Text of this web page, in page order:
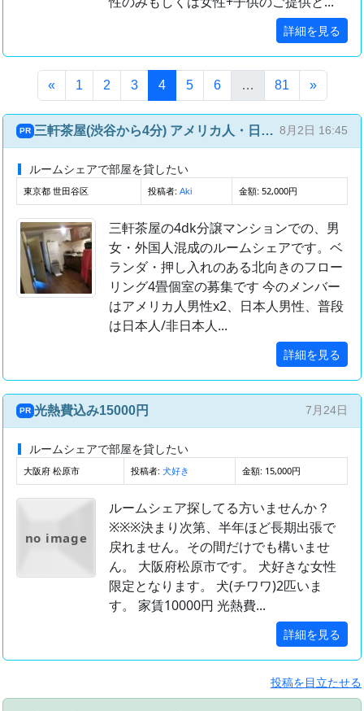
詳細を見る
« 1 2 3 4(このページ)
5 6 … 81 »
PR 三軒茶屋(渋谷から4分) アメリカ人・日本人との国際ルームシェア(4部屋4人) 8月2日 16:45
ルームシェアで部屋を貸したい
東京都 世田谷区 投稿者: Aki 金額: 52,000円
三軒茶屋の4dk分譲マンションでの、男
女・外国人混成のルームシェアです。ベ
ランダ・押し入れのある北向きのフロー
リング4畳個室の募集です 今のメンバー
はアメリカ人男性x2、日本人男性、普段
は日本人/非日本人...
詳細を見る
PR 光熱費込み15000円 7月24日
ルームシェアで部屋を貸したい
大阪府 松原市 投稿者: 犬好き 金額: 15,000円
no image
ルームシェア探してる方いませんか？
※※※決まり次第、半年ほど長期出張で
戻れません。その間だけでも構いませ
ん。 大阪府松原市です。 犬好きな女性
限定となります。 犬(チワワ)2匹いま
す。 家賃10000円 光熱費...
詳細を見る
投稿を目立たせる